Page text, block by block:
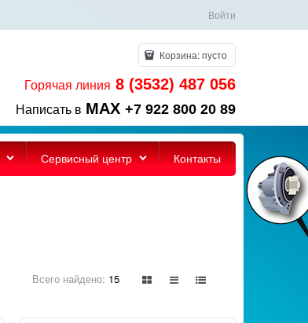
Войти
Корзина:пусто
Горячая линия 8 (3532) 487 056
Написать в MAX +7 922 800 20 89
Сервисный центр Контакты
Всего найдено: 15